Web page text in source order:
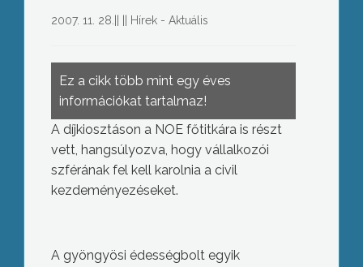
2007. 11. 28. Hírek - Aktuális
Ez a cikk több mint egy éves
információkat tartalmaz!
A díjkiosztáson a NOE főtitkára is részt
vett, hangsúlyozva, hogy vállalkozói
szférának fel kell karolnia a civil
kezdeményezéseket.
A gyöngyösi édességbolt egyik